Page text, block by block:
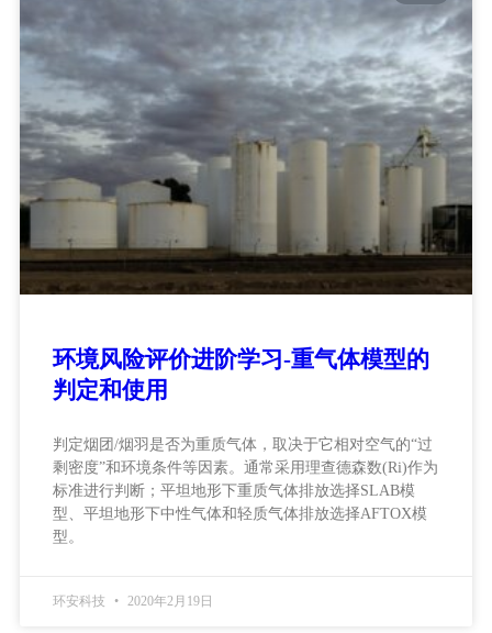
环境风险评价进阶学习-重气体模型的
判定和使用
判定烟团/烟羽是否为重质气体，取决于它相对空气的“过
剩密度”和环境条件等因素。通常采用理查德森数(Ri)作为
标准进行判断；平坦地形下重质气体排放选择SLAB模
型、平坦地形下中性气体和轻质气体排放选择AFTOX模
型。
环安科技 2020年2月19日